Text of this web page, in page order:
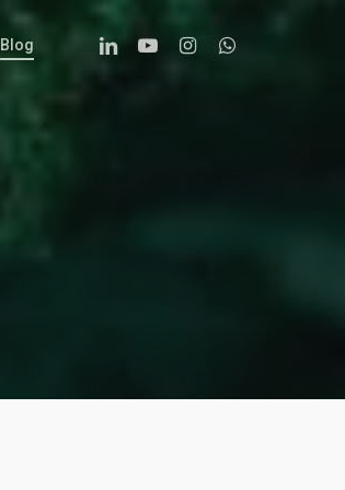
Blog LinkedinYoutubeInstagramWhatsapp